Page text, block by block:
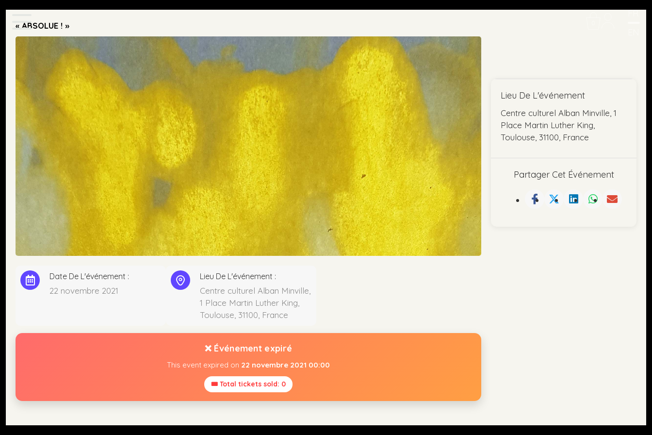
FR
« ABSOLUE ! »
Date De L'événement :
22 novembre 2021
Lieu De L'événement :
Centre culturel Alban Minville,
1 Place Martin Luther King,
Toulouse, 31100, France
❌ Événement expiré
This event expired on 22 novembre 2021 00:00
🎟 Total tickets sold: 0
Lieu De L'événement
Centre culturel Alban Minville, 1
Place Martin Luther King,
Toulouse, 31100, France
Partager Cet Événement